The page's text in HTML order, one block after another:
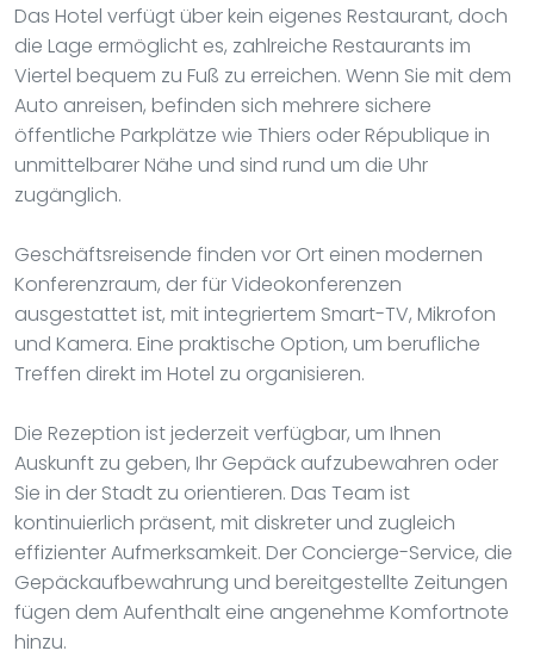
Das Hotel verfügt über kein eigenes Restaurant, doch
die Lage ermöglicht es, zahlreiche Restaurants im
Viertel bequem zu Fuß zu erreichen. Wenn Sie mit dem
Auto anreisen, befinden sich mehrere sichere
öffentliche Parkplätze wie Thiers oder République in
unmittelbarer Nähe und sind rund um die Uhr
zugänglich.
Geschäftsreisende finden vor Ort einen modernen
Konferenzraum, der für Videokonferenzen
ausgestattet ist, mit integriertem Smart-TV, Mikrofon
und Kamera. Eine praktische Option, um berufliche
Treffen direkt im Hotel zu organisieren.
Die Rezeption ist jederzeit verfügbar, um Ihnen
Auskunft zu geben, Ihr Gepäck aufzubewahren oder
Sie in der Stadt zu orientieren. Das Team ist
kontinuierlich präsent, mit diskreter und zugleich
effizienter Aufmerksamkeit. Der Concierge-Service, die
Gepäckaufbewahrung und bereitgestellte Zeitungen
fügen dem Aufenthalt eine angenehme Komfortnote
hinzu.